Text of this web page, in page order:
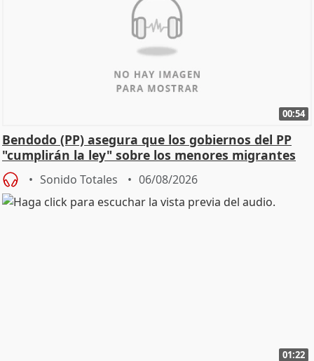
00:54
Bendodo (PP) asegura que los gobiernos del PP
"cumplirán la ley" sobre los menores migrantes
Sonido Totales 06/08/2026
01:22